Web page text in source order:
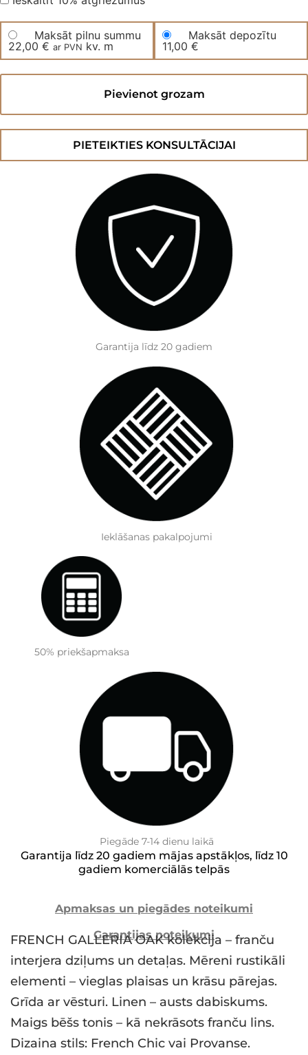
Maksāt pilnu summu
22,00 € ar PVN kv. m
Maksāt depozītu
11,00 €
Vinila
GALLERIA
Linen
Pievienot grozam
PIETEIKTIES KONSULTĀCIJAI
Garantija līdz 20 gadiem
Ieklāšanas pakalpojumi
50% priekšapmaksa
Piegāde 7-14 dienu laikā
Garantija līdz 20 gadiem mājas apstākļos, līdz 10
gadiem komerciālās telpās
Apmaksas un piegādes noteikumi
Garantijas noteikumi
FRENCH GALLERIA OAK kolekcija – franču
interjera dziļums un detaļas. Mēreni rustikāli
elementi – vieglas plaisas un krāsu pārejas.
Grīda ar vēsturi. Linen – austs dabiskums.
Maigs bēšs tonis – kā nekrāsots franču lins.
Dizaina stils: French Chic vai Provanse.